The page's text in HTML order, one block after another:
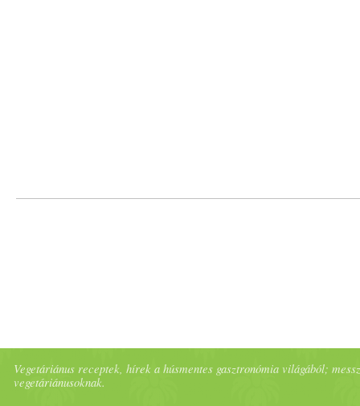
Vegetáriánus receptek, hírek a húsmentes gasztronómia világából;
vegetáriánusoknak.